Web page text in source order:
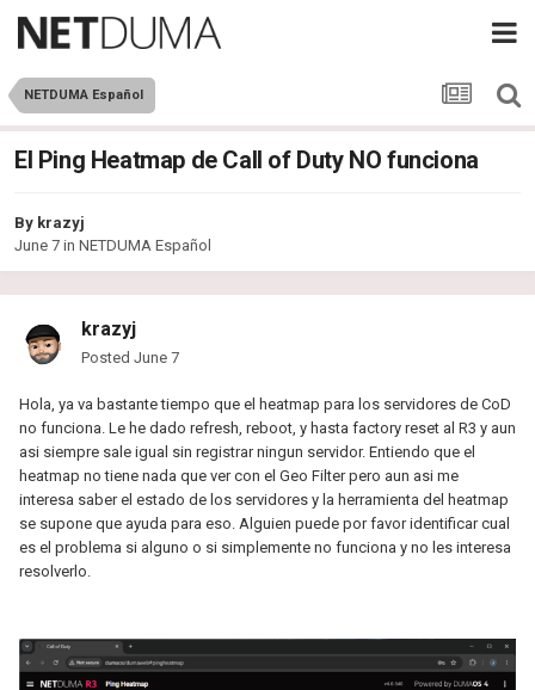
NETDUMA Español
El Ping Heatmap de Call of Duty NO funciona
By krazyj
June 7 in NETDUMA Español
krazyj
Posted June 7
Hola, ya va bastante tiempo que el heatmap para los servidores de CoD
no funciona. Le he dado refresh, reboot, y hasta factory reset al R3 y aun
asi siempre sale igual sin registrar ningun servidor. Entiendo que el
heatmap no tiene nada que ver con el Geo Filter pero aun asi me
interesa saber el estado de los servidores y la herramienta del heatmap
se supone que ayuda para eso. Alguien puede por favor identificar cual
es el problema si alguno o si simplemente no funciona y no les interesa
resolverlo.